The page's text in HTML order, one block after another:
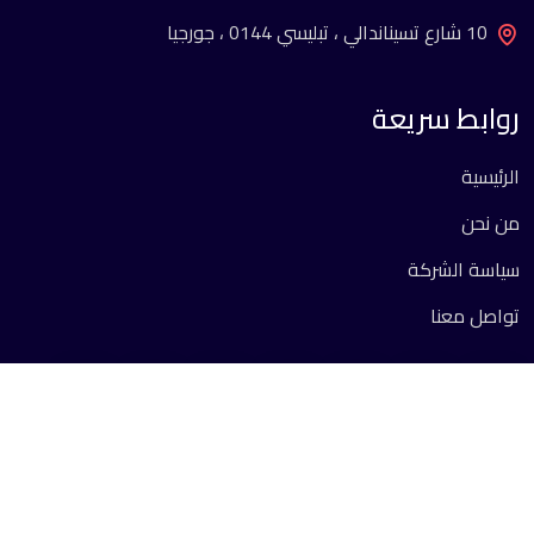
10 شارع تسيناندالي ، تبليسي 0144 ، جورجيا
روابط سريعة
الرئيسية
من نحن
سياسة الشركة
تواصل معنا